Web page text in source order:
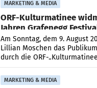
MARKETING & MEDIA
ORF-Kulturmatinee
Jahren Grafenegg
Simonischek
Am Sonntag, dem 9. August
Lillian Moschen das
durch die ORF-
startet mit der
Grafenegg
MARKETING & MEDIA